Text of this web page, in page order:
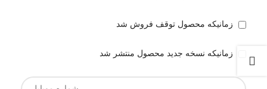
زمانیکه محصول توقف فروش شد
زمانیکه نسخه جدید محصول منتشر شد